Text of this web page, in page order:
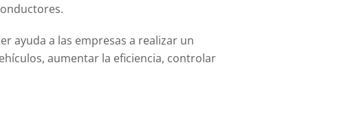
ayuda a las empresas a realizar un
aumentar la eficiencia, controlar